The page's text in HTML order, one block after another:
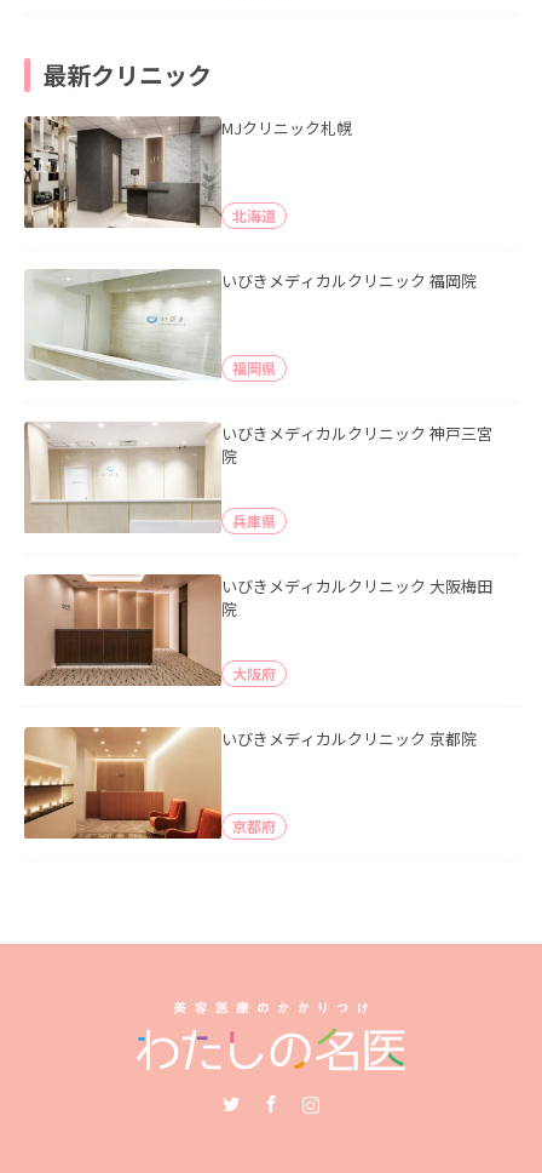
最新クリニック
MJクリニック札幌
北海道
いびきメディカルクリニック 福岡院
福岡県
いびきメディカルクリニック 神戸三宮
院
兵庫県
いびきメディカルクリニック 大阪梅田
院
大阪府
いびきメディカルクリニック 京都院
京都府